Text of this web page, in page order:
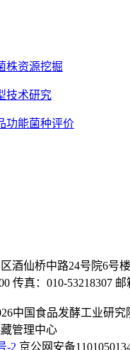
株资源挖掘
技术研究
功能菌种评价
酒仙桥中路24号院6号
传真：010-53218307 邮
中国食品发酵工业研究
管理中心
-2 京公网安备